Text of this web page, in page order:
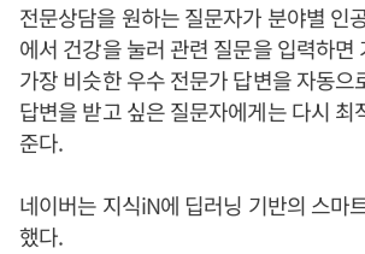
전문상담을 원하는 질문자가 분야별 인
에서 건강을 눌러 관련 질문을 입력하면
가장 비슷한 우수 전문가 답변을 자동으
답변을 받고 싶은 질문자에게는 다시 최
준다.
네이버는 지식iN에 딥러닝 기반의 스마
했다.